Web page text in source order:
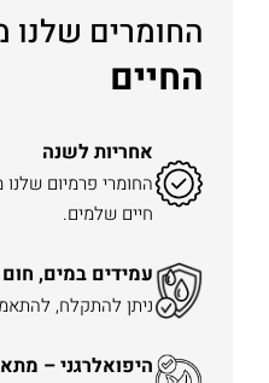
החומרים שלנו
החיים
אחריות לשנה
החומרי פרמיום
חיים שלמים.
עמידים במים, חום
ניתן להתקלח,
היפואלרגני –